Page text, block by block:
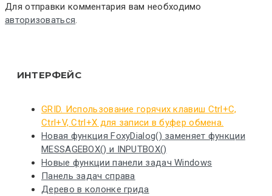
Для отправки комментария вам необходимо
авторизоваться.
ИНТЕРФЕЙС
GRID. Использование горячих клавиш Ctrl+C,
Ctrl+V, Ctrl+X для записи в буфер обмена.
Новая функция FoxyDialog() заменяет функции
MESSAGEBOX() и INPUTBOX()
Новые функции панели задач Windows
Панель задач справа
Дерево в колонке грида